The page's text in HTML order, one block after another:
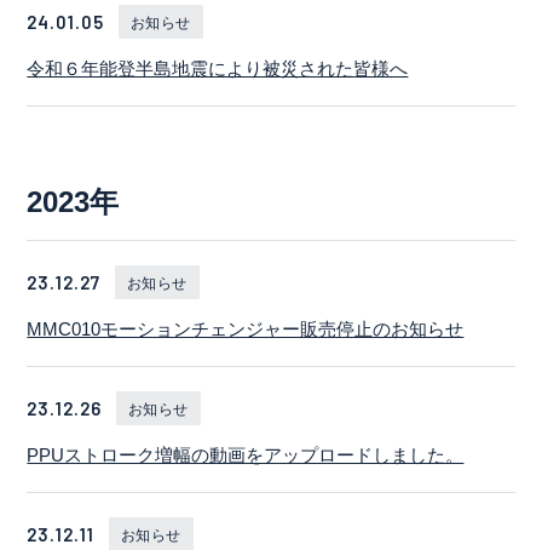
24.01.05 お知らせ
令和６年能登半島地震により被災された皆様へ
2023年
23.12.27 お知らせ
MMC010モーションチェンジャー販売停止のお知らせ
23.12.26 お知らせ
PPUストローク増幅の動画をアップロードしました。
23.12.11 お知らせ